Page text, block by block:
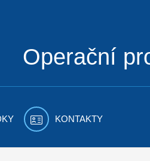
Operační
KONTAKTY